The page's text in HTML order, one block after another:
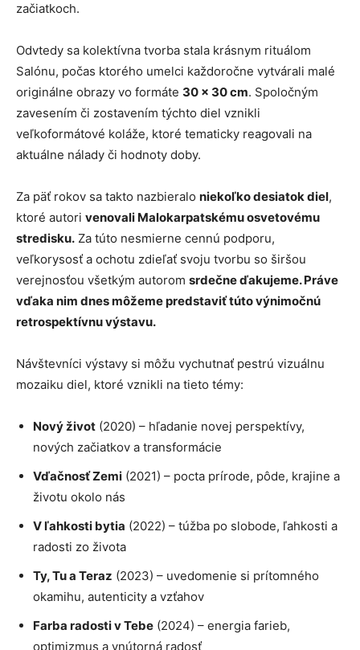
začiatkoch.
Odvtedy sa kolektívna tvorba stala krásnym rituálom
Salónu, počas ktorého umelci každoročne vytvárali malé
originálne obrazy vo formáte 30 × 30 cm. Spoločným
zavesením či zostavením týchto diel vznikli
veľkoformátové koláže, ktoré tematicky reagovali na
aktuálne nálady či hodnoty doby.
Za päť rokov sa takto nazbieralo niekoľko desiatok diel,
ktoré autori venovali Malokarpatskému osvetovému
stredisku. Za túto nesmierne cennú podporu,
veľkorysosť a ochotu zdieľať svoju tvorbu so širšou
verejnosťou všetkým autorom srdečne ďakujeme. Práve
vďaka nim dnes môžeme predstaviť túto výnimočnú
retrospektívnu výstavu.
Návštevníci výstavy si môžu vychutnať pestrú vizuálnu
mozaiku diel, ktoré vznikli na tieto témy:
Nový život (2020) – hľadanie novej perspektívy,
nových začiatkov a transformácie
Vďačnosť Zemi (2021) – pocta prírode, pôde, krajine a
životu okolo nás
V ľahkosti bytia (2022) – túžba po slobode, ľahkosti a
radosti zo života
Ty, Tu a Teraz (2023) – uvedomenie si prítomného
okamihu, autenticity a vzťahov
Farba radosti v Tebe (2024) – energia farieb,
optimizmus a vnútorná radosť